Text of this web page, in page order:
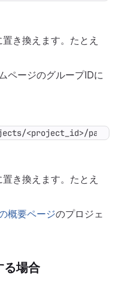
き換えます。たとえ
ページのグループIDに
<project_id>/
き換えます。たとえ
概要ページのプロジェ
る場合